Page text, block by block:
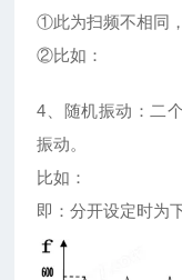
①此为扫频不相同
②比如：
4、随机振动：二
振动。
比如：
即：分开设定时为